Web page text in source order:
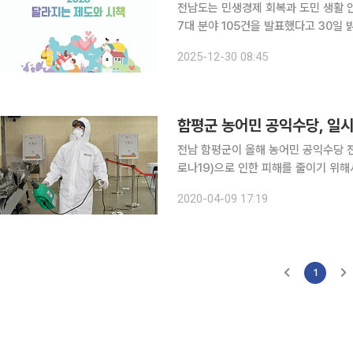
전남도는 민생경제 회복과 도민 생활
7대 분야 105건을 발표했다고 30일 밝혔다. 도는 일자리·경제 분야의 경우 노란우
다. 산업불황으로 산업위기 선제대
2025-12-30 08:45
함평군 농어민 공익수당, 일
전남 함평군이 올해 농어민 공익수당
로나19)으로 인한 피해를 줄이기 위해서다. 함평군은 농어민공익수당위원회를 열고
했다. 애초 5월과 10월 2회에 걸쳐
2020-04-09 17:19
1